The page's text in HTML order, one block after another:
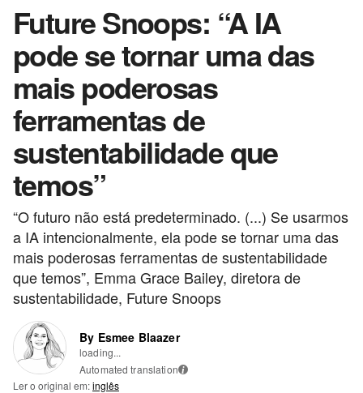
Future Snoops: “A IA
pode se tornar uma das
mais poderosas
ferramentas de
sustentabilidade que
temos”
“O futuro não está predeterminado. (...) Se usarmos
a IA intencionalmente, ela pode se tornar uma das
mais poderosas ferramentas de sustentabilidade
que temos”, Emma Grace Bailey, diretora de
sustentabilidade, Future Snoops
By Esmee Blaazer
loading...
Automated translation i
Ler o original em:inglês